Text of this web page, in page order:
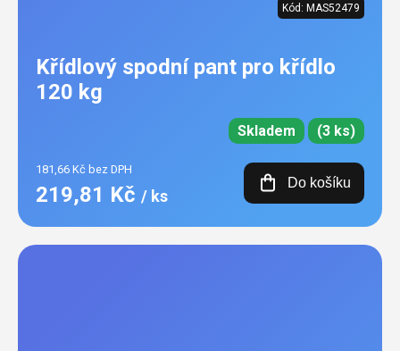
Kód: MAS52479
Křídlový spodní pant pro křídlo
120 kg
Skladem (3 ks)
181,66 Kč bez DPH
219,81 Kč / ks
Do košíku